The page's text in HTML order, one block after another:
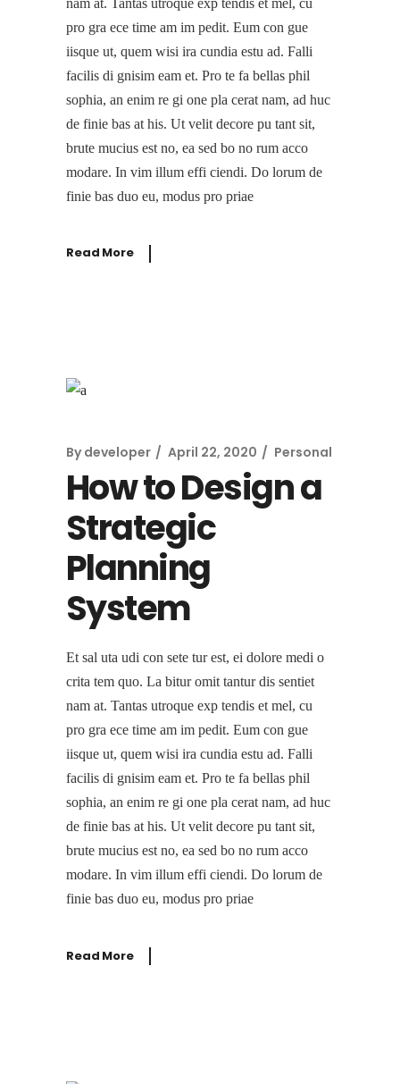
pro gra ece time am im pedit. Eum con gue
iisque ut, quem wisi ira cundia estu ad. Falli
facilis di gnisim eam et. Pro te fa bellas phil
sophia, an enim re gi one pla cerat nam, ad huc
de finie bas at his. Ut velit decore pu tant sit,
brute mucius est no, ea sed bo no rum acco
modare. In vim illum effi ciendi. Do lorum de
finie bas duo eu, modus pro priae
Read More
By developer April 22, 2020 Personal
How to Design a
Strategic
Planning
System
Et sal uta udi con sete tur est, ei dolore medi o
crita tem quo. La bitur omit tantur dis sentiet
nam at. Tantas utroque exp tendis et mel, cu
pro gra ece time am im pedit. Eum con gue
iisque ut, quem wisi ira cundia estu ad. Falli
facilis di gnisim eam et. Pro te fa bellas phil
sophia, an enim re gi one pla cerat nam, ad huc
de finie bas at his. Ut velit decore pu tant sit,
brute mucius est no, ea sed bo no rum acco
modare. In vim illum effi ciendi. Do lorum de
finie bas duo eu, modus pro priae
Read More